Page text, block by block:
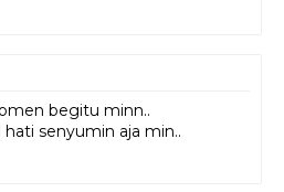
begitu minn..
hati senyumin aja min..